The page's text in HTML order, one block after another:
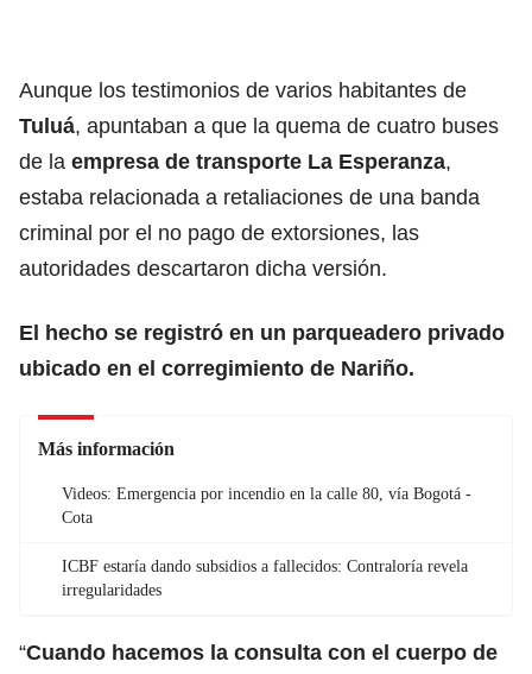
Aunque los testimonios de varios habitantes de
Tuluá, apuntaban a que la quema de cuatro buses
de la empresa de transporte La Esperanza,
estaba relacionada a retaliaciones de una banda
criminal por el no pago de extorsiones, las
autoridades descartaron dicha versión.
El hecho se registró en un parqueadero privado
ubicado en el corregimiento de Nariño.
Más información
Videos: Emergencia por incendio en la calle 80, vía Bogotá -
Cota
ICBF estaría dando subsidios a fallecidos: Contraloría revela
irregularidades
“Cuando hacemos la consulta con el cuerpo de